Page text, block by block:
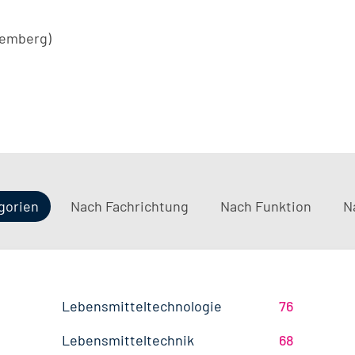
Nach Fachrichtung Nach Funktion
Lebensmitteltechnologie 76
Lebensmitteltechnik 68
Betriebswirtschaft 63
QM / QS 37
Technik 17
Baden-Württemberg 29
Thüringen 12